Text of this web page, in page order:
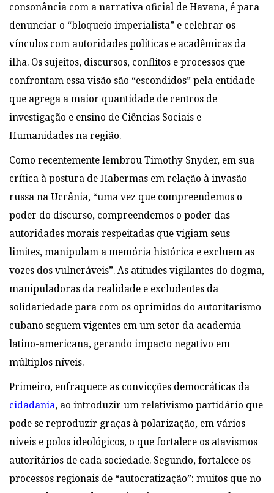
consonância com a narrativa oficial de Havana, é para
denunciar o “bloqueio imperialista” e celebrar os
vínculos com autoridades políticas e acadêmicas da
ilha. Os sujeitos, discursos, conflitos e processos que
confrontam essa visão são “escondidos” pela entidade
que agrega a maior quantidade de centros de
investigação e ensino de Ciências Sociais e
Humanidades na região.
Como recentemente lembrou Timothy Snyder, em sua
crítica à postura de Habermas em relação à invasão
russa na Ucrânia, “uma vez que compreendemos o
poder do discurso, compreendemos o poder das
autoridades morais respeitadas que vigiam seus
limites, manipulam a memória histórica e excluem as
vozes dos vulneráveis”. As atitudes vigilantes do dogma,
manipuladoras da realidade e excludentes da
solidariedade para com os oprimidos do autoritarismo
cubano seguem vigentes em um setor da academia
latino-americana, gerando impacto negativo em
múltiplos níveis.
Primeiro, enfraquece as convicções democráticas da
cidadania, ao introduzir um relativismo partidário que
pode se reproduzir graças à polarização, em vários
níveis e polos ideológicos, o que fortalece os atavismos
autoritários de cada sociedade. Segundo, fortalece os
processos regionais de “autocratização”: muitos que no